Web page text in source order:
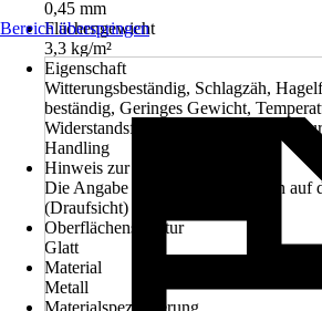
0,45 mm
Flächengewicht
3,3 kg/m²
Eigenschaft
Witterungsbeständig, Schlagzäh,
beständig, Geringes Gewicht,
Widerstandsfähige Oberfläche,
Handling
Hinweis zur Farbe
Die Angabe der Farbe bezieht sich auf
(Draufsicht)
Oberflächenstruktur
Glatt
Material
Metall
Materialspezifizierung
Bereich überspringen